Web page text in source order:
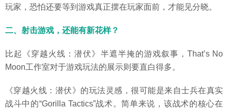
玩家，恐怕还要等到游戏真正摆在玩家面前，才能见分晓。
二、射击游戏，还能有新花样？
比起《穿越火线：潜伏》半遮半掩的游戏叙事，That’s No
Moon工作室对于游戏玩法的展示则要直白得多。
《穿越火线：潜伏》的玩法灵感，很可能是来自士兵在真实
战斗中的“Gorilla Tactics”战术。简单来说，该战术的核心在